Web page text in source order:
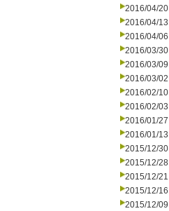
2016/04/20
2016/04/13
2016/04/06
2016/03/30
2016/03/09
2016/03/02
2016/02/10
2016/02/03
2016/01/27
2016/01/13
2015/12/30
2015/12/28
2015/12/21
2015/12/16
2015/12/09